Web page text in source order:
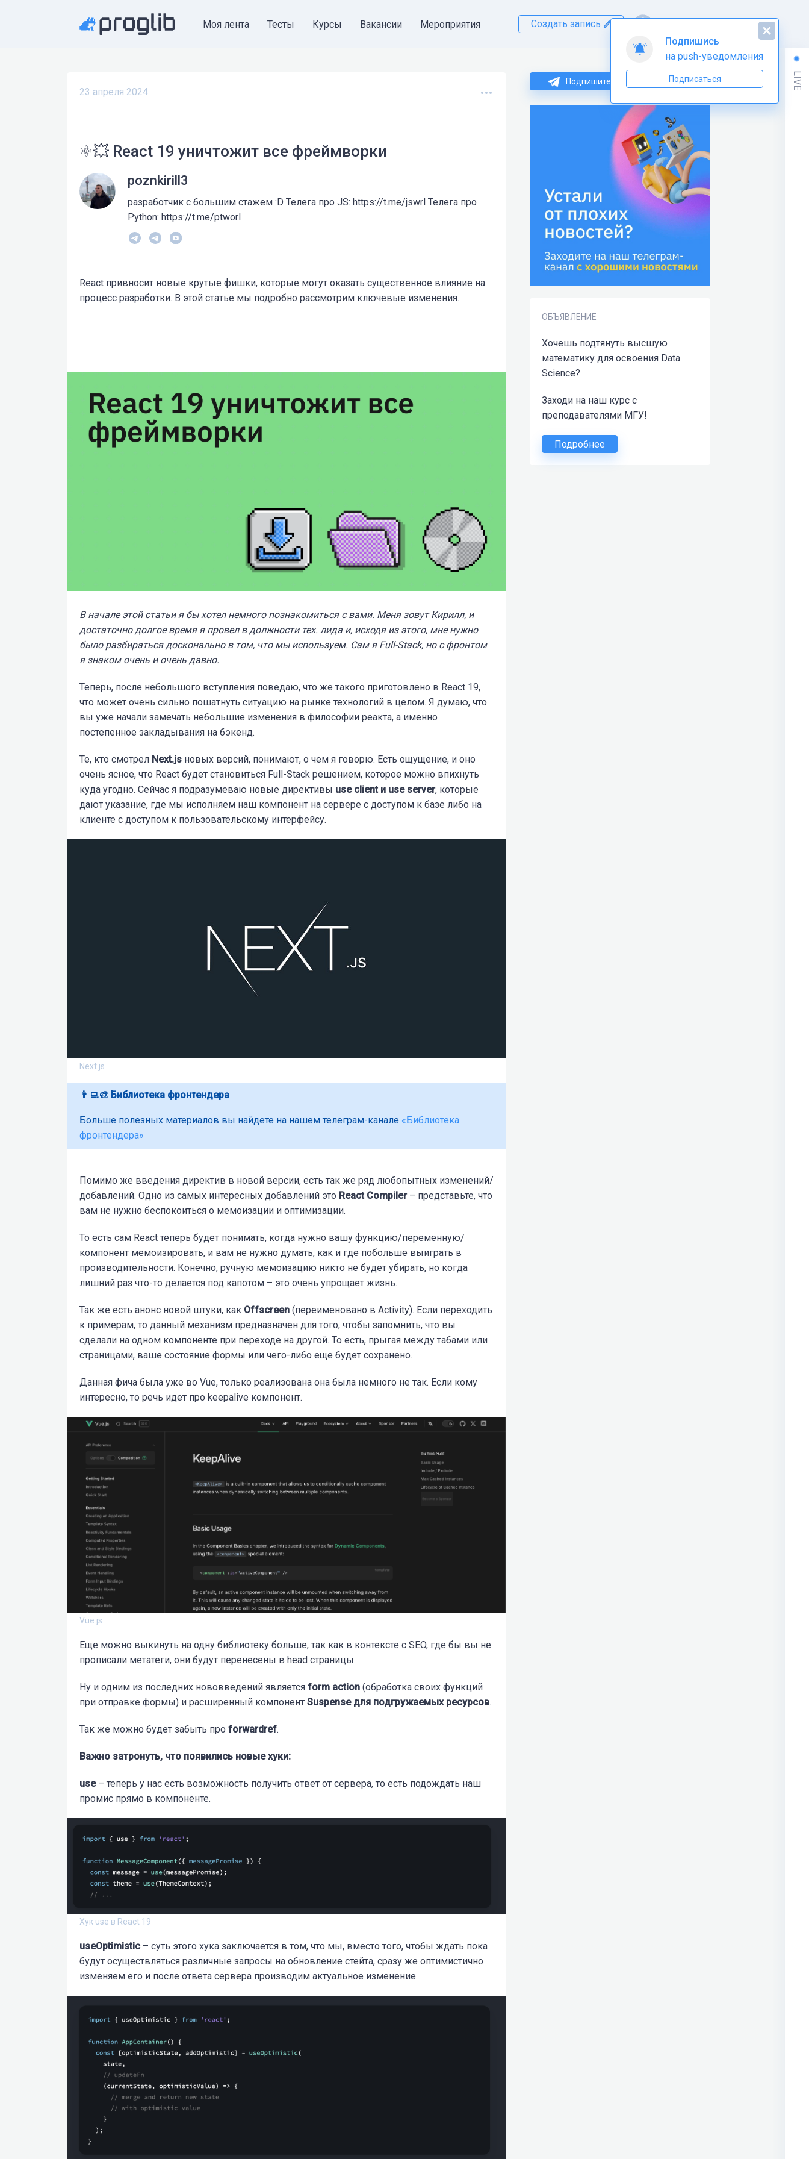
Моя лента Тесты Курсы Вакансии Мероприятия Создать запись
Подпишитесь на нас в Telegram
ОБЪЯВЛЕНИЕ
Хочешь подтянуть высшую
математику для освоения Data
Science?
Заходи на наш курс с
преподавателями МГУ!
Подробнее
23 апреля 2024
⚛️💥 React 19 уничтожит все фреймворки
poznkirill3
разработчик с большим стажем :D Телега про JS: https://t.me/jswrl Телега про
Python: https://t.me/ptworl
React привносит новые крутые фишки, которые могут оказать существенное влияние на
процесс разработки. В этой статье мы подробно рассмотрим ключевые изменения.
В начале этой статьи я бы хотел немного познакомиться с вами. Меня зовут Кирилл, и
достаточно долгое время я провел в должности тех. лида и, исходя из этого, мне нужно
было разбираться досконально в том, что мы используем. Сам я Full-Stack, но с фронтом
я знаком очень и очень давно.
Теперь, после небольшого вступления поведаю, что же такого приготовлено в React 19,
что может очень сильно пошатнуть ситуацию на рынке технологий в целом. Я думаю, что
вы уже начали замечать небольшие изменения в философии реакта, а именно
постепенное закладывания на бэкенд.
Те, кто смотрел Next.js новых версий, понимают, о чем я говорю. Есть ощущение, и оно
очень ясное, что React будет становиться Full-Stack решением, которое можно впихнуть
куда угодно. Сейчас я подразумеваю новые директивы use client и use server, которые
дают указание, где мы исполняем наш компонент на сервере с доступом к базе либо на
клиенте с доступом к пользовательскому интерфейсу.
Next.js
👨‍💻🎨 Библиотека фронтендера
Больше полезных материалов вы найдете на нашем телеграм-канале «Библиотека
фронтендера»
Помимо же введения директив в новой версии, есть так же ряд любопытных изменений/
добавлений. Одно из самых интересных добавлений это React Compiler – представьте, что
вам не нужно беспокоиться о мемоизации и оптимизации.
То есть сам React теперь будет понимать, когда нужно вашу функцию/переменную/
компонент мемоизировать, и вам не нужно думать, как и где побольше выиграть в
производительности. Конечно, ручную мемоизацию никто не будет убирать, но когда
лишний раз что-то делается под капотом – это очень упрощает жизнь.
Так же есть анонс новой штуки, как Offscreen (переименовано в Activity). Если переходить
к примерам, то данный механизм предназначен для того, чтобы запомнить, что вы
сделали на одном компоненте при переходе на другой. То есть, прыгая между табами или
страницами, ваше состояние формы или чего-либо еще будет сохранено.
Данная фича была уже во Vue, только реализована она была немного не так. Если кому
интересно, то речь идет про keepalive компонент.
Vue.js
Еще можно выкинуть на одну библиотеку больше, так как в контексте с SEO, где бы вы не
прописали метатеги, они будут перенесены в head страницы
Ну и одним из последних нововведений является form action (обработка своих функций
при отправке формы) и расширенный компонент Suspense для подгружаемых ресурсов.
Так же можно будет забыть про forwardref.
Важно затронуть, что появились новые хуки:
use– теперь у нас есть возможность получить ответ от сервера, то есть подождать наш
промис прямо в компоненте.
Хук use в React 19
useOptimistic – суть этого хука заключается в том, что мы, вместо того, чтобы ждать пока
будут осуществляться различные запросы на обновление стейта, сразу же оптимистично
изменяем его и после ответа сервера производим актуальное изменение.
LIVE
Подпишись
на push-уведомления
Подписаться